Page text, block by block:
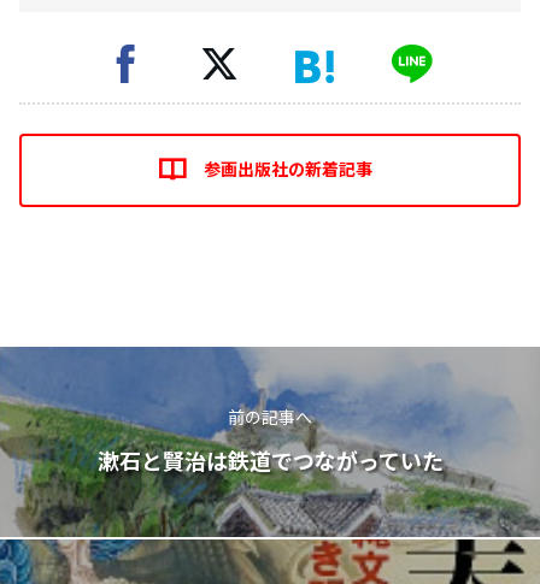
参画出版社の新着記事
前の記事へ
漱石と賢治は鉄道でつながっていた